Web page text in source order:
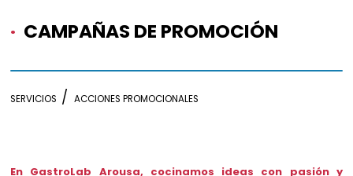
· CAMPAÑAS DE PROMOCIÓN
SERVICIOS ACCIONES PROMOCIONALES
En GastroLab Arousa, cocinamos ideas con pasión y